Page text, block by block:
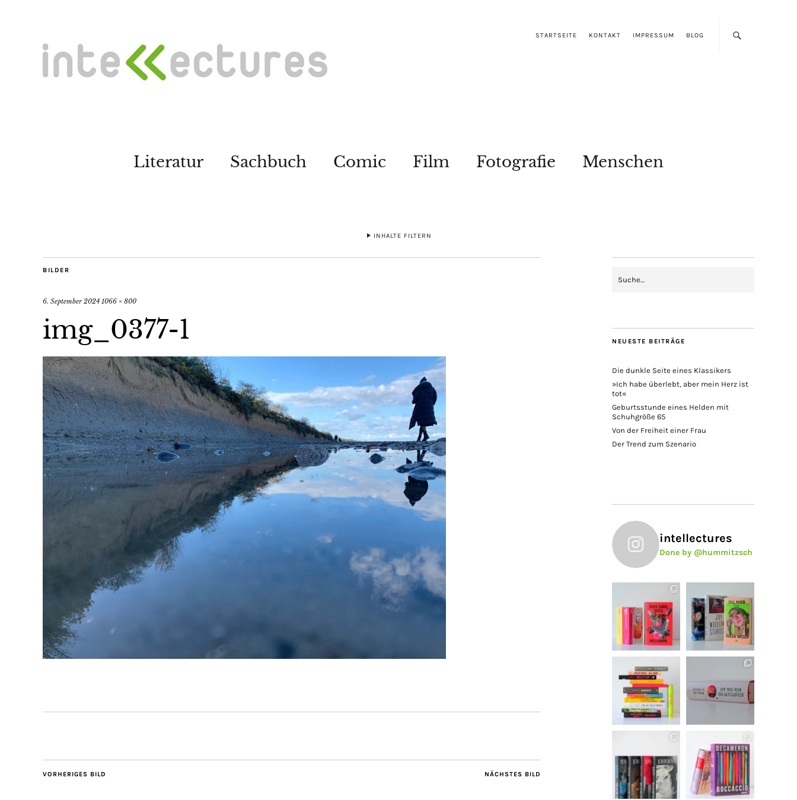
STARTSEITE KONTAKT IMPRESSUM BLOG
Literatur Sachbuch Comic Film Fotografie Menschen
INHALTE FILTERN
BILDER
6. September 2024 1066 × 800
img_0377-1
NÄCHSTES BILD
VORHERIGES BILD
NEUESTE BEITRÄGE
Die dunkle Seite eines Klassikers
»Ich habe überlebt, aber mein Herz ist
tot«
Geburtsstunde eines Helden mit
Schuhgröße 65
Von der Freiheit einer Frau
Der Trend zum Szenario
intellectures
Done by @hummitzsch